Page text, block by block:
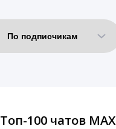
Топ-100 чатов MAX